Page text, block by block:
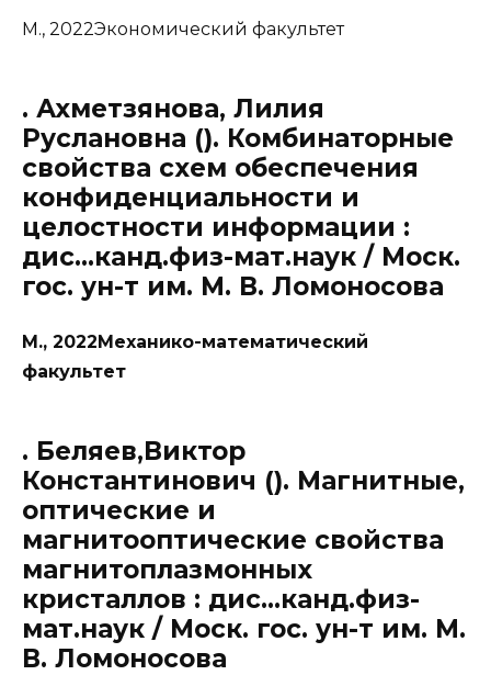
М., 2022Экономический факультет
. Ахметзянова, Лилия
Руслановна (). Комбинаторные
свойства схем обеспечения
конфиденциальности и
целостности информации :
дис…канд.физ-мат.наук / Моск.
гос. ун-т им. М. В. Ломоносова
М., 2022Механико-математический
факультет
. Беляев,Виктор
Константинович (). Магнитные,
оптические и
магнитооптические свойства
магнитоплазмонных
кристаллов : дис…канд.физ-
мат.наук / Моск. гос. ун-т им. М.
В. Ломоносова